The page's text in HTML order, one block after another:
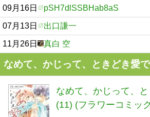
09月16日 pSH7dlSSBHab8aS
07月13日 出口謙一
11月26日 真白 空
なめて、かじって、ときどき愛
なめて、かじって、
(11) (フラワーコミッ